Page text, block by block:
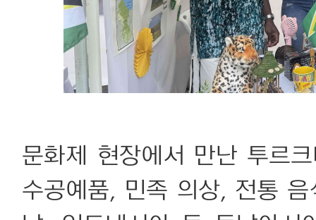
문화제 현장에서 만난 투르
수공예품, 민족 의상, 전통